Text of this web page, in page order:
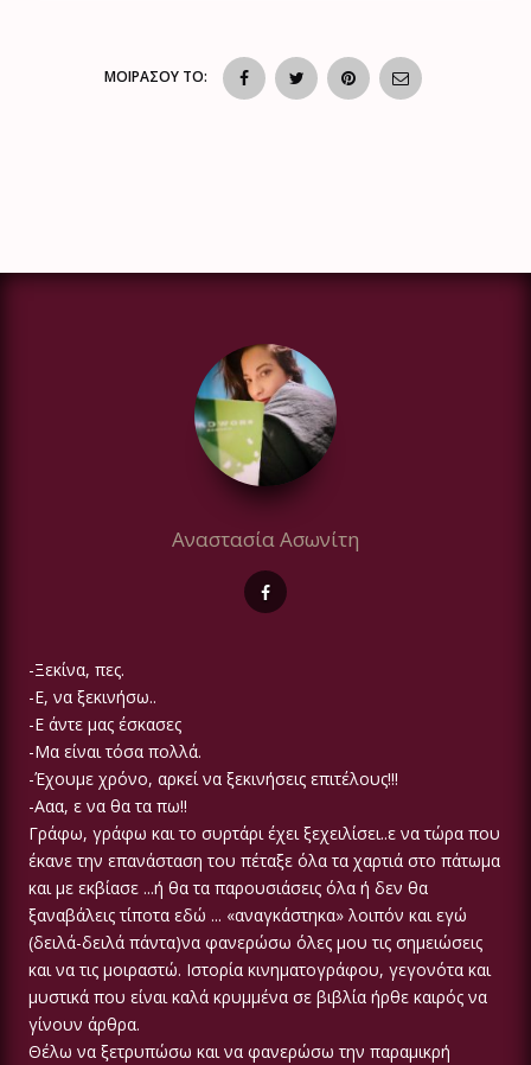
ΜΟΙΡΑΣΟΥ ΤΟ:
Αναστασία Ασωνίτη
-Ξεκίνα, πες.
-Ε, να ξεκινήσω..
-Ε άντε μας έσκασες
-Μα είναι τόσα πολλά.
-Έχουμε χρόνο, αρκεί να ξεκινήσεις επιτέλους!!!
-Ααα, ε να θα τα πω!!
Γράφω, γράφω και το συρτάρι έχει ξεχειλίσει..ε να τώρα που
έκανε την επανάσταση του πέταξε όλα τα χαρτιά στο πάτωμα
και με εκβίασε ...ή θα τα παρουσιάσεις όλα ή δεν θα
ξαναβάλεις τίποτα εδώ ... «αναγκάστηκα» λοιπόν και εγώ
(δειλά-δειλά πάντα)να φανερώσω όλες μου τις σημειώσεις
και να τις μοιραστώ. Ιστορία κινηματογράφου, γεγονότα και
μυστικά που είναι καλά κρυμμένα σε βιβλία ήρθε καιρός να
γίνουν άρθρα.
Θέλω να ξετρυπώσω και να φανερώσω την παραμικρή